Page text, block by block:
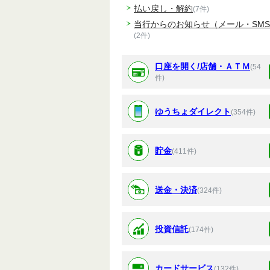
払い戻し・解約(7件)
当行からのお知らせ（メール・
(2件)
口座を開く/店舗・ＡＴＭ(54
件)
ゆうちょダイレクト(354件)
貯金(411件)
送金・決済(324件)
投資信託(174件)
カードサービス